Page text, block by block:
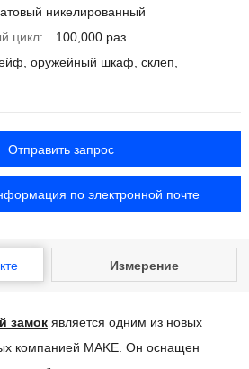
никелированный
цикл:
100,000 раз
оружейный шкаф, склеп,
Отправить запрос
по электронной почте
Измерение
замок является одним из новых
компанией MAKE. Он оснащен